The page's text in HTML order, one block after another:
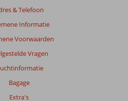
& Telefoon
Informatie
Voorwaarden
Vragen
Bagage
Extra's